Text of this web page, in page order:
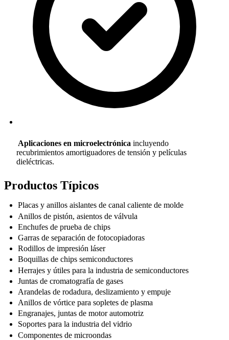
Aplicaciones en microelectrónica incluyendo
recubrimientos amortiguadores de tensión y películas
dieléctricas.
Productos Típicos
Placas y anillos aislantes de canal caliente de molde
Anillos de pistón, asientos de válvula
Enchufes de prueba de chips
Garras de separación de fotocopiadoras
Rodillos de impresión láser
Boquillas de chips semiconductores
Herrajes y útiles para la industria de semiconductores
Juntas de cromatografía de gases
Arandelas de rodadura, deslizamiento y empuje
Anillos de vórtice para sopletes de plasma
Engranajes, juntas de motor automotriz
Soportes para la industria del vidrio
Componentes de microondas